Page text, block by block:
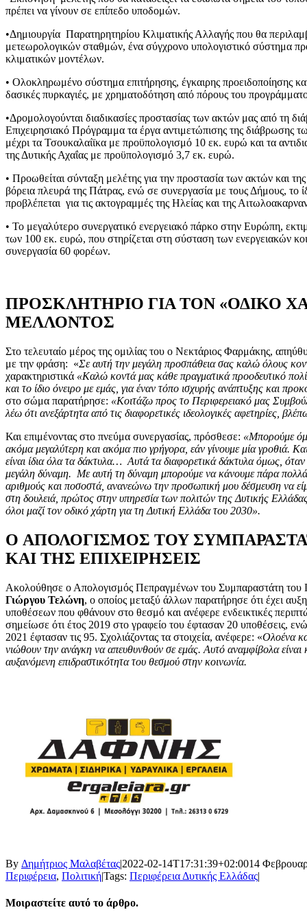
πρέπει να γίνουν σε επίπεδο υποδομών.
•Δημιουργία Παρατηρητηρίου Κλιματικής Αλλαγής που θα
μετεωρολογικών σταθμών, ένα σύγχρονο υπολογιστικό σύστημα
κλιματικών μοντέλων.
• Ολοκληρωμένο σύστημα επιτήρησης, έγκαιρης προειδοποίησης
δασικές πυρκαγιές, με χρηματοδότηση από πόρους του
•Δρομολογούνται διαδικασίες προστασίας των ακτών μας από τη
Επιχειρησιακό Πρόγραμμα τα έργα αντιμετώπισης της διάβρωσης
μέχρι τα Τσουκαλαίϊκα με προϋπολογισμό 10 εκ. ευρώ και τα
της Δυτικής Αχαΐας με προϋπολογισμό 3,7 εκ. ευρώ.
• Προωθείται σύνταξη μελέτης για την προστασία των ακτών και
βόρεια πλευρά της Πάτρας, ενώ σε συνεργασία με τους Δήμους, το
προβλέπεται για τις ακτογραμμές της Ηλείας και της
• Το μεγαλύτερο συνεργατικό ενεργειακό πάρκο στην Ευρώπη,
των 100 εκ. ευρώ, που στηρίζεται στη σύσταση των ενεργειακών
συνεργασία 60 φορέων.
ΠΡΟΣΚΛΗΤΗΡΙΟ ΓΙΑ ΤΟΝ «ΟΔΙΚΟ
ΜΕΛΛΟΝΤΟΣ
Στο τελευταίο μέρος της ομιλίας του ο Νεκτάριος Φαρμάκης,
με την φράση: «Σε αυτή την μεγάλη προσπάθεια σας καλώ όλους
χαρακτηριστικά «Καλώ κοντά μας κάθε πραγματικά προοδευτικό
και το ίδιο όνειρο με εμάς, για έναν τόπο ισχυρής ανάπτυξης και
στο σώμα παρατήρησε: «Κοιτάζω προς το Περιφερειακό μας
λέω ότι ανεξάρτητα από τις διαφορετικές ιδεολογικές αφετηρίες,
Και επιμένοντας στο πνεύμα συνεργασίας, πρόσθεσε: «Μπορούμε
ακόμα μεγαλύτερη και ακόμα πιο γρήγορα, εάν γίνουμε μία γροθιά.
είναι ίδια όλα τα δάκτυλα… Αυτά τα διαφορετικά δάκτυλα όμως,
μεγάλη δύναμη. Με αυτή τη δύναμη μπορούμε να κάνουμε πάρα
αριθμούς και ποσοστά, ανανεώνω την προσωπική μου δέσμευση να
στη δουλειά, πρώτος στην υπηρεσία των πολιτών της Δυτικής
όλοι μαζί τον οδικό χάρτη για τη Δυτική Ελλάδα του 2030».
O ΑΠΟΛΟΓΙΣΜΟΣ ΤΟΥ
ΚΑΙ ΤΗΣ ΕΠΙΧΕΙΡΗΣΕΙΣ
Ακολούθησε ο Απολογισμός Πεπραγμένων του Συμπαραστάτη του
Γιώργου Τελώνη, ο οποίος μεταξύ άλλων παρατήρησε ότι έχει
υποθέσεων που φθάνουν στο θεσμό και ανέφερε ενδεικτικές
σημείωσε ότι έτος 2019 στο γραφείο του έφτασαν 20 υποθέσεις,
2021 έφτασαν τις 95. Σχολιάζοντας τα στοιχεία, ανέφερε: «Ολοένα
νιώθουν την ανάγκη να απευθυνθούν σε εμάς. Αυτό αναμφίβολα είναι
αυξανόμενη επιδραστικότητα του θεσμού στην κοινωνία.
By Δημήτριος Μαλαβέτας|2022-02-14T17:31:39+02:0014
Περιφέρεια, Πολιτική|Tags: Περιφέρεια Δυτικής Ελλάδας|
Μοιραστείτε αυτό το άρθρο.